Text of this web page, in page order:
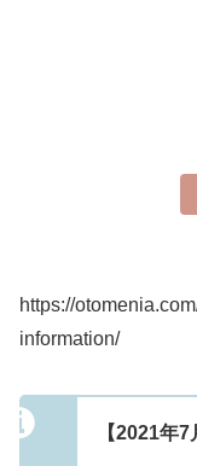
https://
information/
【2021年